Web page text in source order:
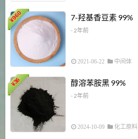
¥
960 7-羟基香豆素 99%
- 2年前
2021-06-22 中间体
¥
36 醇溶苯胺黑 99%
- 2年前
2024-10-09 化工原料